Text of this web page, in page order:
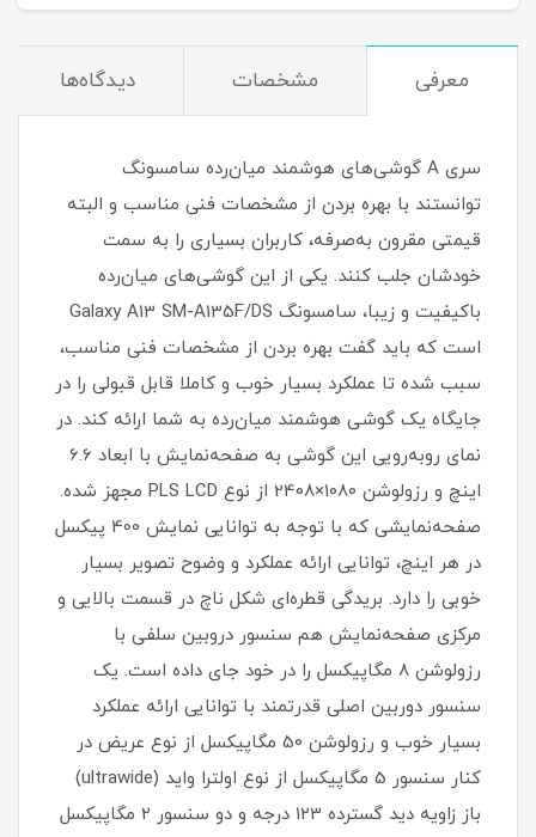
معرفی مشخصات دیدگاه‌ها
سری A گوشی‌های هوشمند میان‌رده سامسونگ
توانستند با بهره بردن از مشخصات فنی مناسب و البته
قیمتی مقرون به‌صرفه، کاربران بسیاری را به سمت
خودشان جلب کنند. یکی از این گوشی‌های میان‌رده
با‌کیفیت و زیبا، سامسونگ Galaxy A13 SM-A135F/DS
است که باید گفت بهره بردن از مشخصات فنی مناسب،
سبب شده تا عملکرد بسیار خوب و کاملا قابل قبولی را در
جایگاه یک گوشی هوشمند میان‌رده به شما ارائه کند. در
نمای رو‌به‌رویی این گوشی به صفحه‌نمایش با ابعاد 6.6
اینچ و رزولوشن 1080×2408 از نوع PLS LCD مجهز شده.
صفحه‌نمایشی که با توجه به توانایی نمایش 400 پیکسل
در هر اینچ، توانایی ارائه عملکرد و وضوح تصویر بسیار
خوبی را دارد. بریدگی قطره‌ای شکل ناچ در قسمت بالایی و
مرکزی صفحه‌نمایش هم سنسور دروبین سلفی با
رزولوشن 8 مگاپیکسل را در خود جای داده است. یک
سنسور دوربین اصلی قدرتمند با توانایی ارائه عملکرد
بسیار خوب و رزولوشن 50 مگاپیکسل از نوع عریض در
کنار سنسور 5 مگاپیکسل از نوع اولترا واید (ultrawide)
باز زاویه دید گسترده 123 درجه و دو سنسور 2 مگاپیکسل